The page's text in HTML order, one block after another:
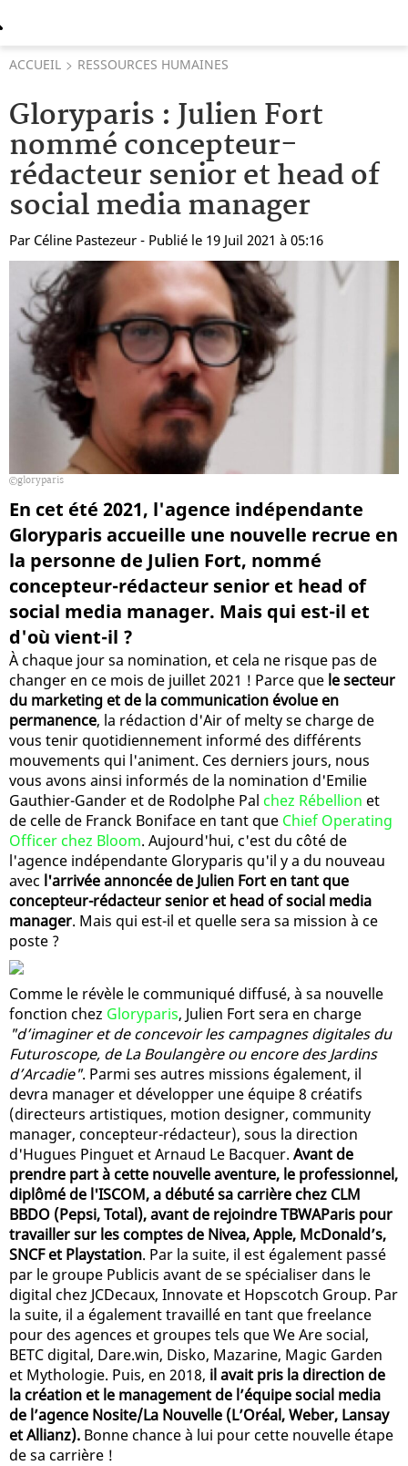
ACCUEIL RESSOURCES HUMAINES
Gloryparis : Julien Fort
nommé concepteur-
rédacteur senior et head of
social media manager
Par Céline Pastezeur - Publié le 19 Juil 2021 à 05:16
gloryparis
En cet été 2021, l'agence indépendante
Gloryparis accueille une nouvelle recrue en
la personne de Julien Fort, nommé
concepteur-rédacteur senior et head of
social media manager. Mais qui est-il et
d'où vient-il ?
À chaque jour sa nomination, et cela ne risque pas de
changer en ce mois de juillet 2021 ! Parce que le secteur
du marketing et de la communication évolue en
permanence, la rédaction d'Air of melty se charge de
vous tenir quotidiennement informé des différents
mouvements qui l'animent. Ces derniers jours, nous
vous avons ainsi informés de la nomination d'Emilie
Gauthier-Gander et de Rodolphe Pal chez Rébellion et
de celle de Franck Boniface en tant que Chief Operating
Officer chez Bloom. Aujourd'hui, c'est du côté de
l'agence indépendante Gloryparis qu'il y a du nouveau
avec l'arrivée annoncée de Julien Fort en tant que
concepteur-rédacteur senior et head of social media
manager. Mais qui est-il et quelle sera sa mission à ce
poste ?
Comme le révèle le communiqué diffusé, à sa nouvelle
fonction chez Gloryparis, Julien Fort sera en charge
"d’imaginer et de concevoir les campagnes digitales du
Futuroscope, de La Boulangère ou encore des Jardins
d’Arcadie". Parmi ses autres missions également, il
devra manager et développer une équipe 8 créatifs
(directeurs artistiques, motion designer, community
manager, concepteur-rédacteur), sous la direction
d'Hugues Pinguet et Arnaud Le Bacquer. Avant de
prendre part à cette nouvelle aventure, le professionnel,
diplômé de l'ISCOM, a débuté sa carrière chez CLM
BBDO (Pepsi, Total), avant de rejoindre TBWAParis pour
travailler sur les comptes de Nivea, Apple, McDonald’s,
SNCF et Playstation. Par la suite, il est également passé
par le groupe Publicis avant de se spécialiser dans le
digital chez JCDecaux, Innovate et Hopscotch Group. Par
la suite, il a également travaillé en tant que freelance
pour des agences et groupes tels que We Are social,
BETC digital, Dare.win, Disko, Mazarine, Magic Garden
et Mythologie. Puis, en 2018, il avait pris la direction de
la création et le management de l’équipe social media
de l’agence Nosite/La Nouvelle (L’Oréal, Weber, Lansay
et Allianz). Bonne chance à lui pour cette nouvelle étape
de sa carrière !